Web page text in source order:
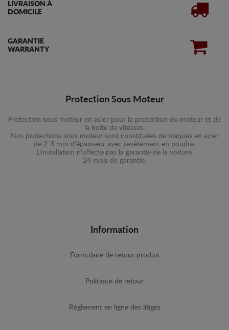
LIVRAISON À
DOMICILE
GARANTIE
WARRANTY
Protection Sous Moteur
Protection sous moteur en acier pour la protection du moteur et de
la boîte de vitesses.
Nos protections sous moteur sont constituées de plaques en acier
de 2-3 mm d'épaisseur avec revêtement en poudre.
L'installation n'affecte pas la garantie de la voiture.
24 mois de garantie.
Information
Formulaire de retour produit
Politique de retour
Règlement en ligne des litiges